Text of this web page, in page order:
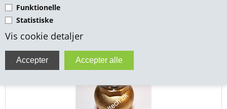
Funktionelle
Statistiske
Vis cookie detaljer
RØR & TILBEHØR
TEKNIK & AUTOMATIK
VA FITTINGS & VENTILER
Itap Bundventil 1/2" Type 140 Messing